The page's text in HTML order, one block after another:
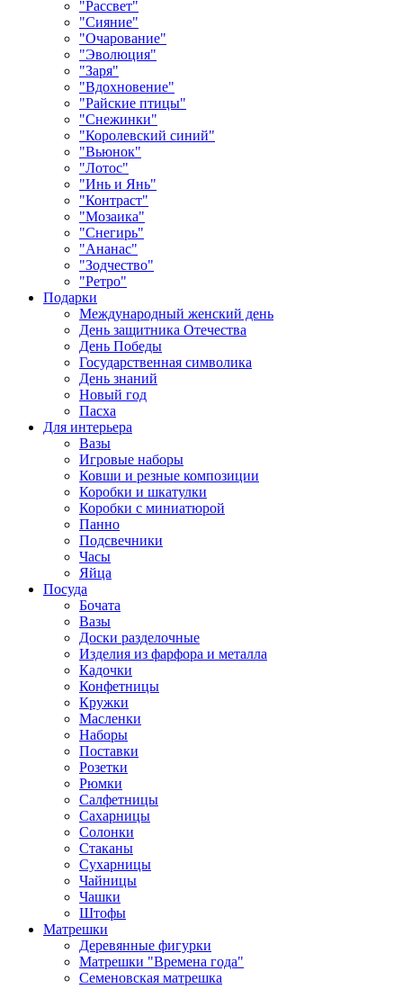
"Рассвет"
"Сияние"
"Очарование"
"Эволюция"
"Заря"
"Вдохновение"
"Райские птицы"
"Снежинки"
"Королевский синий"
"Вьюнок"
"Лотос"
"Инь и Янь"
"Контраст"
"Мозаика"
"Снегирь"
"Ананас"
"Зодчество"
"Ретро"
Подарки
Международный женский день
День защитника Отечества
День Победы
Государственная символика
День знаний
Новый год
Пасха
Для интерьера
Вазы
Игровые наборы
Ковши и резные композиции
Коробки и шкатулки
Коробки с миниатюрой
Панно
Подсвечники
Часы
Яйца
Посуда
Бочата
Вазы
Доски разделочные
Изделия из фарфора и металла
Кадочки
Конфетницы
Кружки
Масленки
Наборы
Поставки
Розетки
Рюмки
Салфетницы
Сахарницы
Солонки
Стаканы
Сухарницы
Чайницы
Чашки
Штофы
Матрешки
Деревянные фигурки
Матрешки "Времена года"
Семеновская матрешка